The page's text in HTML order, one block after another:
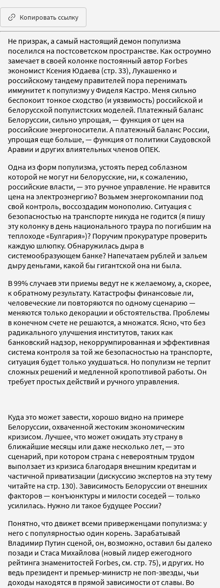
Копировать ссылку
Не призрак, а самый настоящий демон популизма
поселился на постсоветском пространстве. Как остроумно
замечает в своей колонке постоянный автор Forbes
экономист Ксения Юдаева (стр. 33), Лукашенко и
российскому тандему правителей пора перенимать
иммунитет к популизму у Фиделя Кастро. Меня сильно
беспокоит тонкое сходство (и уязвимость) российской и
белорусской популистских моделей. Платежный баланс
Белоруссии, сильно упрощая, — функция от цен на
российские энергоносители. А платежный баланс России,
упрощая еще больше, — функция от политики Саудовской
Аравии и других влиятельных членов ОПЕК.
Одна из форм популизма, устоять перед соблазном
которой не могут ни белорусские, ни, к сожалению,
российские власти, — это ручное управление. Не нравится
цена на электроэнергию? Возьмем энергокомпании под
свой контроль, воссоздадим монополию. Ситуация с
безопасностью на транспорте никуда не годится (я пишу
эту колонку в день национального траура по погибшим на
теплоходе «Булгария»)? Поручим прокуратуре проверить
каждую шлюпку. Обнаружилась дыра в
системообразующем банке? Напечатаем рублей и зальем
дыру деньгами, какой бы гигантской она ни была.
В 99% случаев эти приемы ведут не к желаемому, а, скорее,
к обратному результату. Катастрофы финансовые ли,
человеческие ли повторяются по одному сценарию —
меняются только декорации и обстоятельства. Проблемы
в конечном счете не решаются, а множатся. Ясно, что без
радикального улучшения институтов, таких как
банковский надзор, некоррумпированная и эффективная
система контроля за той же безопасностью на транспорте,
ситуация будет только ухудшаться. Но популизм не терпит
сложных решений и медленной кропотливой работы. Он
требует простых действий и ручного управления.
Куда это может завести, хорошо видно на примере
Белоруссии, охваченной жестоким экономическим
кризисом. Лучшее, что может ожидать эту страну в
ближайшие месяцы или даже несколько лет, — это
сценарий, при котором страна с невероятным трудом
выползает из кризиса благодаря внешним кредитам и
частичной приватизации (дискуссию экспертов на эту тему
читайте на стр. 130). Зависимость Белоруссии от внешних
факторов — конъюнктуры и милости соседей — только
усилилась. Нужно ли такое будущее России?
Понятно, что движет всеми приверженцами популизма: у
него с популярностью один корень. Зарабатывай
Владимир Путин сценой, он, возможно, оставил бы далеко
позади и Стаса Михайлова (новый лидер ежегодного
рейтинга знаменитостей Forbes, см. стр. 75), и других. Но
ведь президент и премьер-министр не поп-звезды, чьи
доходы находятся в прямой зависимости от славы. Во